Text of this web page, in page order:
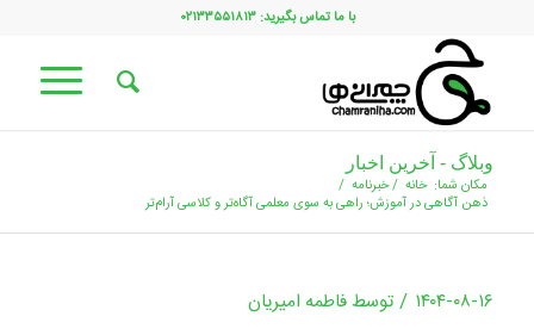
با ما تماس بگیرید: ۰۲۱۳۳۵۵۱۸۱۳
وبلاگ - آخرین اخبار
مکان شما: خانه /خبرنامه /
ذهن آگاهی در آموزش؛ راهی به سوی معلمی آگاه‌تر و کلاسی آرام‌تر
۱۴۰۴-۰۸-۱۶ / توسطفاطمه امیریان